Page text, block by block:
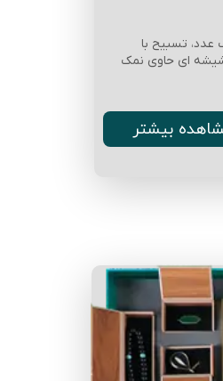
تسبیح با
ای حاوی نمک
بیشتر